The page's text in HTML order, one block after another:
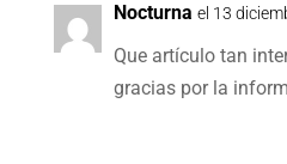
Nocturna el 13
Que artículo tan
gracias por la